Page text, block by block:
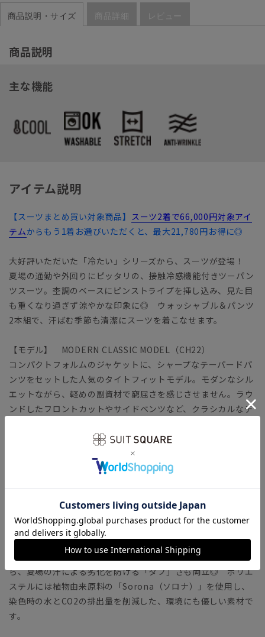
商品説明・サイズ 商品詳細 レビュー
商品説明
主な機能
アイテム説明
【スーツまとめ買い対象商品】 スーツ2着で66,000円対象アイ
テムからもう1着お選びいただくと、最大21,780円お得に◎
大好評いただいた「冷たい」シリーズから、スーツが登場！
夏場の通勤や外回りにピッタリの、接触冷感機能付きツーパン
ツスーツ。杢調のベースにピンストライプを挿し込み、見た目
も重くなり過ぎず涼やかな印象に◎ ウォッシャブル＆パンツ
2本組で、汗ばむ季節も清潔にスーツを着こなせます。
【モデル】 MODERN CLASSIC MODEL（CH22）
コンパクトフォルムのジャケットに、シャープなテーパードパ
ンツをセットした人気のタイトフィットモデル。モダンなシル
エットながら、軽めの副資材で窮屈さを感じさせません。ラウ
ンドしたフロントカットやサイドベンツなど、クラシカルなデ
「MODERN CLASSIC MODEL（モダンクラシック・モデ
通気性の良い、夏向けトロピカル生地を使用。着用時のストレ
スを軽減してくれるストレッチ性、防シワといった機能性に加
え、ひんやり感じる接触冷感機能もプラスしました。ウールに
ポリエステルを混紡することで、柔らかな肌触りがありなが
ら、夏場の汗による劣化を防げる「タフ」さも両立◎ ポリエ
ステルには植物由来原料の「Sorona（ソロナ）」を使用し、
染色時の水とCO2の排出量を削減した、環境にも優しい素材で
す。